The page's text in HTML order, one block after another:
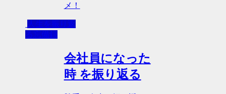
メ！
人生を振り返
る忘備録
会社員になった
時 を振り返る